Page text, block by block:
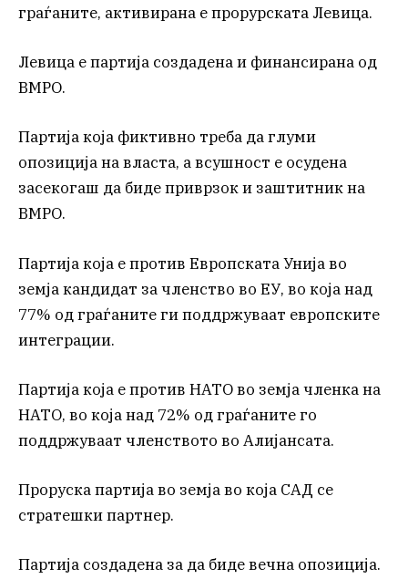
граѓаните, активиранa е прорурската Левица.
Левица е партија создадена и финансирана од
ВМРО.
Партија која фиктивно треба да глуми
опозиција на власта, а всушност е осудена
засекогаш да биде приврзок и заштитник на
ВМРО.
Партија која е против Европската Унија во
земја кандидат за членство во ЕУ, во која над
77% од граѓаните ги поддржуваат европските
интеграции.
Партија која е против НАТО во земја членка на
НАТО, во која над 72% од граѓаните го
поддржуваат членството во Алијансата.
Проруска партија во земја во која САД се
стратешки партнер.
Партија создадена за да биде вечна опозиција.